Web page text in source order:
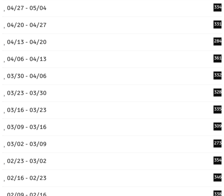
04/27 - 05/04 334
04/20 - 04/27 331
04/13 - 04/20 284
04/06 - 04/13 361
03/30 - 04/06 332
03/23 - 03/30 328
03/16 - 03/23 335
03/09 - 03/16 309
03/02 - 03/09 273
02/23 - 03/02 354
02/16 - 02/23 346
338